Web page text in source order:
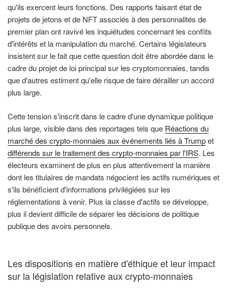
qu'ils exercent leurs fonctions. Des rapports faisant état de
projets de jetons et de NFT associés à des personnalités de
premier plan ont ravivé les inquiétudes concernant les conflits
d'intérêts et la manipulation du marché. Certains législateurs
insistent sur le fait que cette question doit être abordée dans le
cadre du projet de loi principal sur les cryptomonnaies, tandis
que d'autres estiment qu'elle risque de faire dérailler un accord
plus large.
Cette tension s'inscrit dans le cadre d'une dynamique politique
plus large, visible dans des reportages tels que Réactions du
marché des crypto-monnaies aux événements liés à Trumpet
différends sur le traitement des crypto-monnaies par l'IRS. Les
électeurs examinent de plus en plus attentivement la manière
dont les titulaires de mandats négocient les actifs numériques et
s'ils bénéficient d'informations privilégiées sur les
réglementations à venir. Plus la classe d'actifs se développe,
plus il devient difficile de séparer les décisions de politique
publique des avoirs personnels.
Les dispositions en matière d'éthique et leur impact
sur la législation relative aux crypto-monnaies